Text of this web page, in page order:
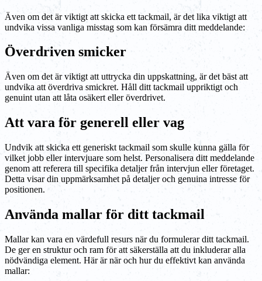
Även om det är viktigt att skicka ett tackmail, är det lika viktigt att
undvika vissa vanliga misstag som kan försämra ditt meddelande:
Överdriven smicker
Även om det är viktigt att uttrycka din uppskattning, är det bäst att
undvika att överdriva smickret. Håll ditt tackmail uppriktigt och
genuint utan att låta osäkert eller överdrivet.
Att vara för generell eller vag
Undvik att skicka ett generiskt tackmail som skulle kunna gälla för
vilket jobb eller intervjuare som helst. Personalisera ditt meddelande
genom att referera till specifika detaljer från intervjun eller företaget.
Detta visar din uppmärksamhet på detaljer och genuina intresse för
positionen.
Använda mallar för ditt tackmail
Mallar kan vara en värdefull resurs när du formulerar ditt tackmail.
De ger en struktur och ram för att säkerställa att du inkluderar alla
nödvändiga element. Här är när och hur du effektivt kan använda
mallar: